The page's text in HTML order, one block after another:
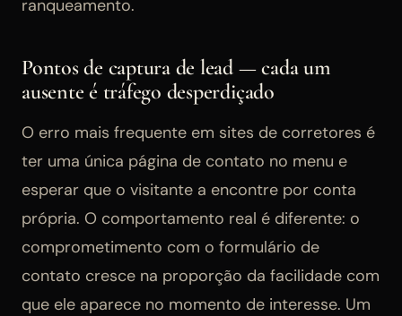
ranqueamento.
Pontos de captura de lead — cada um
ausente é tráfego desperdiçado
O erro mais frequente em sites de corretores é
ter uma única página de contato no menu e
esperar que o visitante a encontre por conta
própria. O comportamento real é diferente: o
comprometimento com o formulário de
contato cresce na proporção da facilidade com
que ele aparece no momento de interesse. Um